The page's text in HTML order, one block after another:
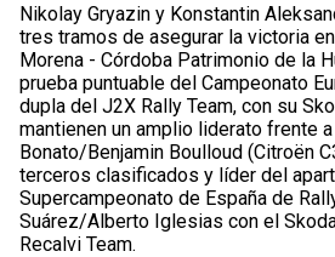
Nikolay Gryazin y Konstantin
tres tramos de asegurar la victoria
Morena - Córdoba Patrimonio de la
prueba puntuable del Campeonato
dupla del J2X Rally Team, con su
mantienen un amplio liderato frente a
Bonato/Benjamin Boulloud (Citroën
terceros clasificados y líder del
Supercampeonato de España de
Suárez/Alberto Iglesias con el
Recalvi Team.